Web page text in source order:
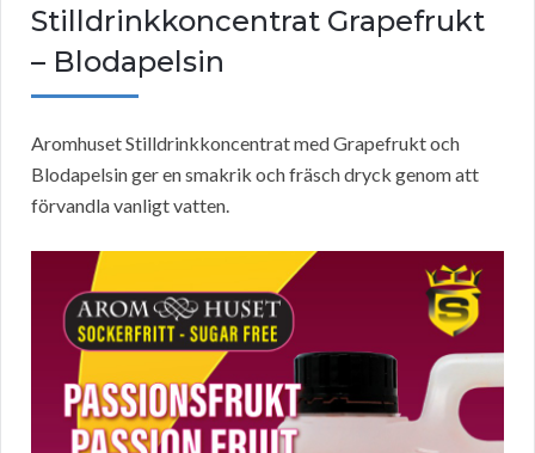
Stilldrinkkoncentrat Grapefrukt
– Blodapelsin
Aromhuset Stilldrinkkoncentrat med Grapefrukt och
Blodapelsin ger en smakrik och fräsch dryck genom att
förvandla vanligt vatten.